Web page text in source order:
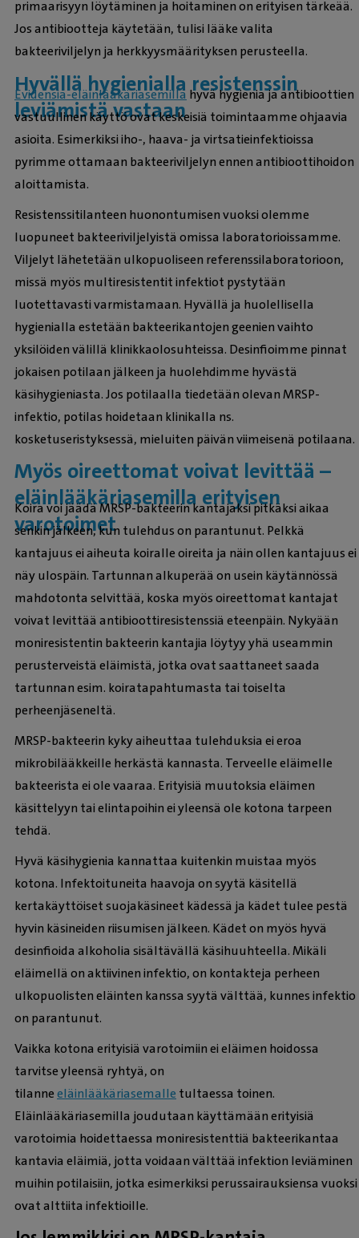
primaarisyyn löytäminen ja hoitaminen on erityisen tärkeää.
Jos antibiootteja käytetään, tulisi lääke valita
bakteeriviljelyn ja herkkyysmäärityksen perusteella.
Hyvällä hygienialla resistenssin
leviämistä vastaan
Evidensia-eläinlääkäriasemilla hyvä hygienia ja antibioottien
vastuullinen käyttö ovat keskeisiä toimintaamme ohjaavia
asioita. Esimerkiksi iho-, haava- ja virtsatieinfektioissa
pyrimme ottamaan bakteeriviljelyn ennen antibioottihoidon
aloittamista.
Resistenssitilanteen huonontumisen vuoksi olemme
luopuneet bakteeriviljelyistä omissa laboratorioissamme.
Viljelyt lähetetään ulkopuoliseen referenssilaboratorioon,
missä myös multiresistentit infektiot pystytään
luotettavasti varmistamaan. Hyvällä ja huolellisella
hygienialla estetään bakteerikantojen geenien vaihto
yksilöiden välillä klinikkaolosuhteissa. Desinfioimme pinnat
jokaisen potilaan jälkeen ja huolehdimme hyvästä
käsihygieniasta. Jos potilaalla tiedetään olevan MRSP-
infektio, potilas hoidetaan klinikalla ns.
kosketuseristyksessä, mieluiten päivän viimeisenä potilaana.
Myös oireettomat voivat levittää –
eläinlääkäriasemilla erityisen
varotoimet
Koira voi jäädä MRSP-bakteerin kantajaksi pitkäksi aikaa
senkin jälkeen, kun tulehdus on parantunut. Pelkkä
kantajuus ei aiheuta koiralle oireita ja näin ollen kantajuus ei
näy ulospäin. Tartunnan alkuperää on usein käytännössä
mahdotonta selvittää, koska myös oireettomat kantajat
voivat levittää antibioottiresistenssiä eteenpäin. Nykyään
moniresistentin bakteerin kantajia löytyy yhä useammin
perusterveistä eläimistä, jotka ovat saattaneet saada
tartunnan esim. koiratapahtumasta tai toiselta
perheenjäseneltä.
MRSP-bakteerin kyky aiheuttaa tulehduksia ei eroa
mikrobilääkkeille herkästä kannasta. Terveelle eläimelle
bakteerista ei ole vaaraa. Erityisiä muutoksia eläimen
käsittelyyn tai elintapoihin ei yleensä ole kotona tarpeen
tehdä.
Hyvä käsihygienia kannattaa kuitenkin muistaa myös
kotona. Infektoituneita haavoja on syytä käsitellä
kertakäyttöiset suojakäsineet kädessä ja kädet tulee pestä
hyvin käsineiden riisumisen jälkeen. Kädet on myös hyvä
desinfioida alkoholia sisältävällä käsihuuhteella. Mikäli
eläimellä on aktiivinen infektio, on kontakteja perheen
ulkopuolisten eläinten kanssa syytä välttää, kunnes infektio
on parantunut.
Vaikka kotona erityisiä varotoimiin ei eläimen hoidossa
tarvitse yleensä ryhtyä, on
tilanneeläinlääkäriasemalle tultaessa toinen.
Eläinlääkäriasemilla joudutaan käyttämään erityisiä
varotoimia hoidettaessa moniresistenttiä bakteerikantaa
kantavia eläimiä, jotta voidaan välttää infektion leviäminen
muihin potilaisiin, jotka esimerkiksi perussairauksiensa vuoksi
ovat alttiita infektioille.